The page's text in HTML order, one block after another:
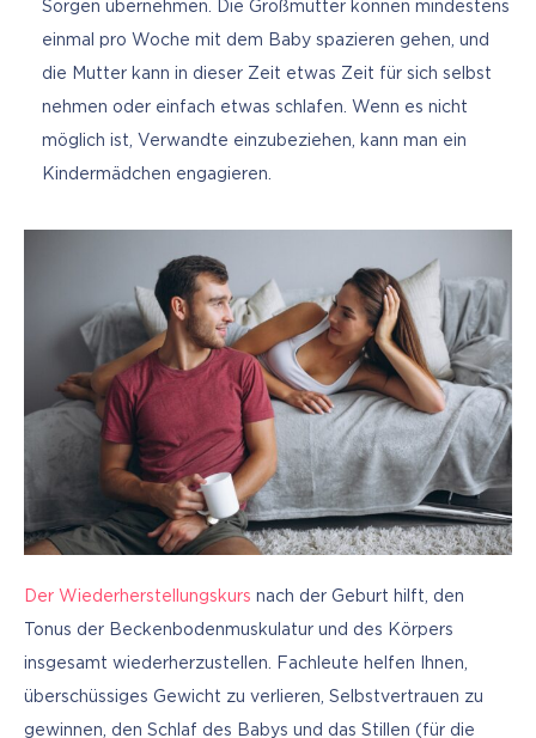
Sorgen übernehmen. Die Großmütter können mindestens
einmal pro Woche mit dem Baby spazieren gehen, und
die Mutter kann in dieser Zeit etwas Zeit für sich selbst
nehmen oder einfach etwas schlafen. Wenn es nicht
möglich ist, Verwandte einzubeziehen, kann man ein
Kindermädchen engagieren.
Der Wiederherstellungskurs nach der Geburt hilft, den
Tonus der Beckenbodenmuskulatur und des Körpers
insgesamt wiederherzustellen. Fachleute helfen Ihnen,
überschüssiges Gewicht zu verlieren, Selbstvertrauen zu
gewinnen, den Schlaf des Babys und das Stillen (für die